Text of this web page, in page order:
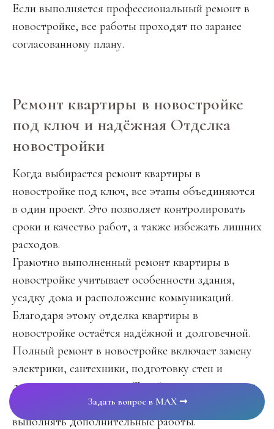
Если выполняется профессиональный ремонт в
новостройке, все работы проходят по заранее
согласованному плану.
Ремонт квартиры в новостройке
под ключ и надёжная Отделка
новостройки
Когда выбирается ремонт квартиры в
новостройке под ключ, все этапы объединяются
в один проект. Это позволяет контролировать
сроки и качество работ, а также избежать лишних
расходов.
Грамотно выполненный ремонт квартиры в
новостройке учитывает особенности здания,
усадку дома и расположение коммуникаций.
Благодаря этому отделка квартиры в
новостройке остаётся надёжной и долговечной.
Полный ремонт в новостройке включает замену
электрики, сантехники, подготовку стен и
декоративную отделку. Такой подход позволяет
получить готовое жильё без необходимости
выполнять дополнительные работы.
Задать вопрос в MAX ➞